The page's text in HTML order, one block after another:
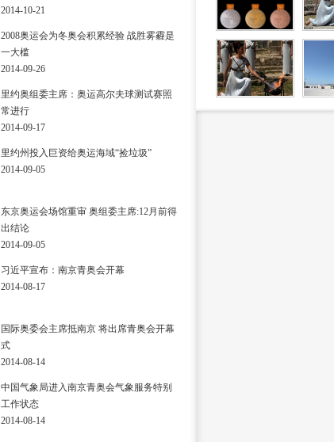
2014-10-21
2008奥运会为冬奥会积累经验 战胜雾霾是
一大槛
2014-09-26
里约奥组委主席：奥运高尔夫球测试赛照
常进行
2014-09-17
里约州投入巨资给奥运海域“捡垃圾”
2014-09-05
东京奥运会场馆重审 奥组委主席:12月前得
出结论
2014-09-05
习近平宣布：南京青奥会开幕
2014-08-17
国际奥委会主席抵南京 将出席青奥会开幕
式
2014-08-14
中国气象局进入南京青奥会气象服务特别
工作状态
2014-08-14